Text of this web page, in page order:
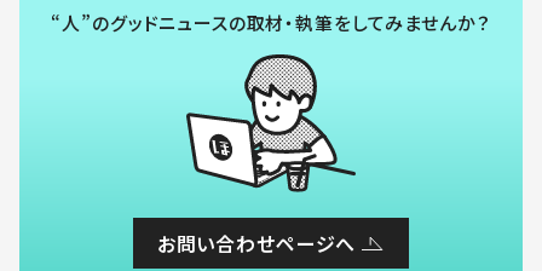
“人”のグッドニュースの取材・執筆をしてみませんか？
お問い合わせページへ